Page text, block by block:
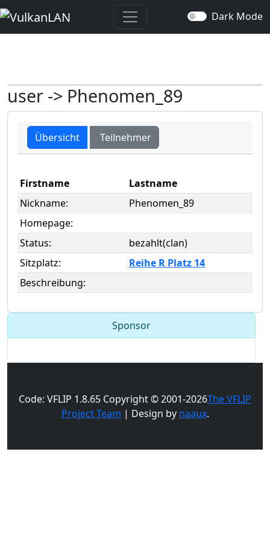
Dark Mode
user -> Phenomen_89
Übersicht Teilnehmer
Firstname
Lastname
Nickname:
Phenomen_89
Homepage:
Status:
bezahlt(clan)
Sitzplatz:
Reihe R Platz 14
Beschreibung:
Sponsor
Code: VFLIP 1.8.65 Copyright © 2001-2026The VFLIP
Project Team | Design by naaux.